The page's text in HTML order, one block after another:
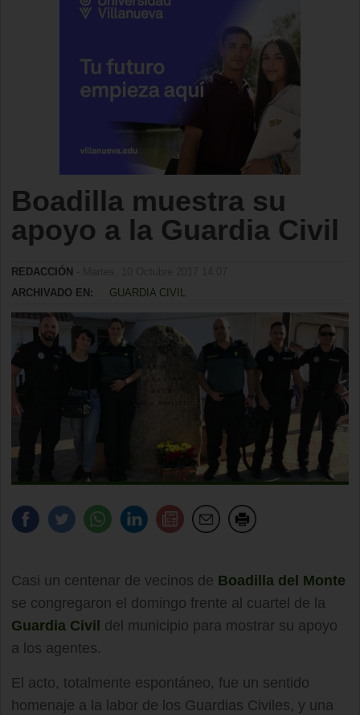
Boadilla muestra su
apoyo a la Guardia Civil
REDACCIÓN
ARCHIVADO EN:
GUARDIA CIVIL
Casi un centenar de vecinos de Boadilla del Monte
se congregaron el domingo frente al cuartel de la
Guardia Civil del municipio para mostrar su apoyo
a los agentes.
El acto, totalmente espontáneo, fue un sentido
homenaje a la labor de los Guardias Civiles, y una